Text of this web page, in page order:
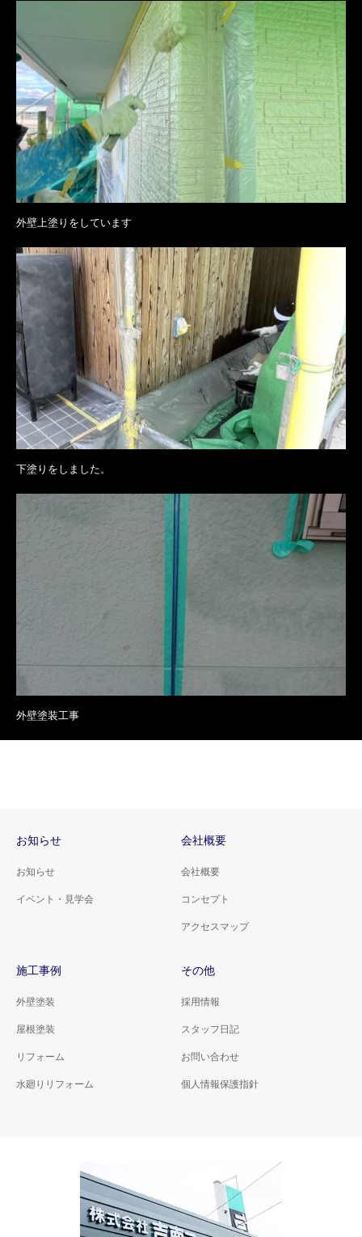
外壁上塗りをしています
下塗りをしました。
外壁塗装工事
お知らせ
お知らせ
イベント・見学会
会社概要
会社概要
コンセプト
アクセスマップ
施工事例
外壁塗装
屋根塗装
リフォーム
水廻りリフォーム
その他
採用情報
スタッフ日記
お問い合わせ
個人情報保護指針